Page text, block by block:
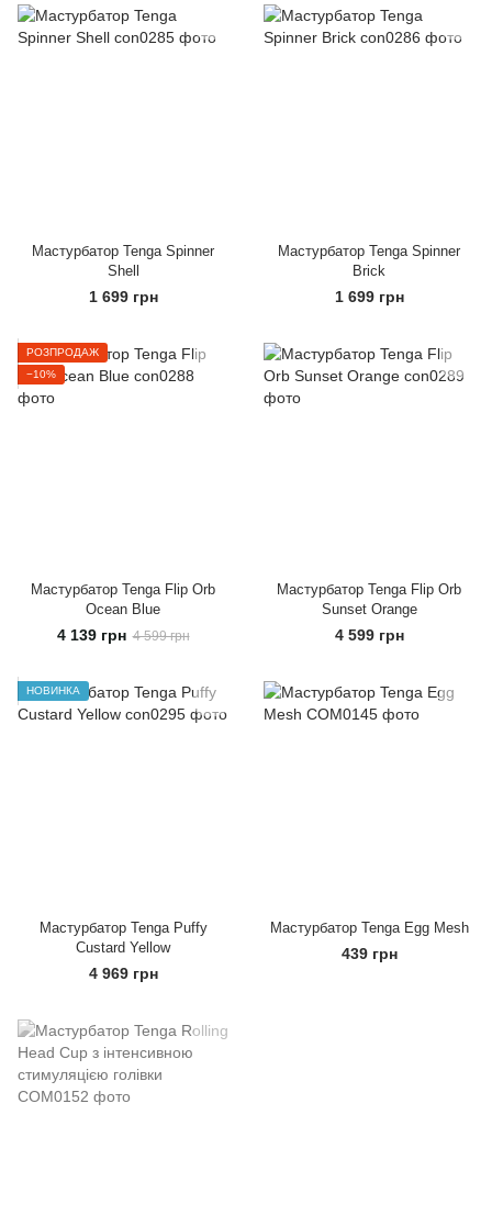
Мастурбатор Tenga Spinner
Shell
1 699 грн
Мастурбатор Tenga Spinner
Brick
1 699 грн
РОЗПРОДАЖ
−10%
Мастурбатор Tenga Flip Orb
Ocean Blue
4 139 грн 4 599 грн
Мастурбатор Tenga Flip Orb
Sunset Orange
4 599 грн
НОВИНКА
Мастурбатор Tenga Puffy
Custard Yellow
4 969 грн
Мастурбатор Tenga Egg Mesh
439 грн